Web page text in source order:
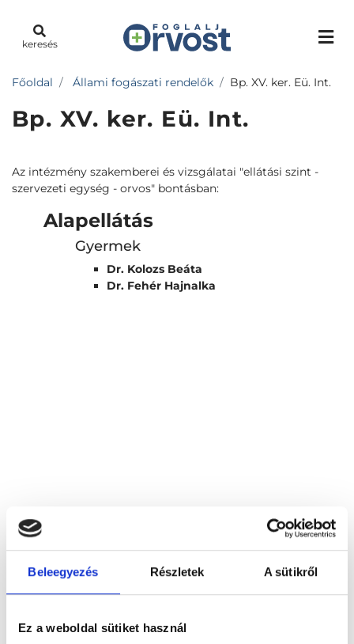
Beleegyezés Részletek A sütikről
Ez a weboldal sütiket használ
keresés
Főoldal Állami fogászati rendelők Bp. XV. ker. Eü. Int.
Bp. XV. ker. Eü. Int.
Az intézmény szakemberei és vizsgálatai "ellátási szint -
szervezeti egység - orvos" bontásban:
Alapellátás
Gyermek
Dr. Kolozs Beáta
Dr. Fehér Hajnalka
Bp. XV. ker. Eü. Int.